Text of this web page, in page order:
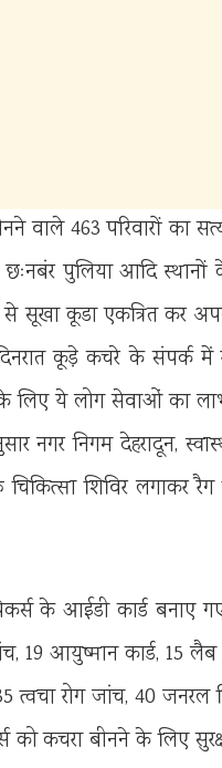
वाले 463 परिवारों का
छःनबंर पुलिया आदि
से सूखा कूडा एकत्रित कर
कूड़े कचरे के संपर्क में
लिए ये लोग सेवाओं का
नगर निगम देहरादून,
शिविर लगाकर रैग
के आईडी कार्ड बनाए
19 आयुष्मान कार्ड, 15
त्वचा रोग जांच, 40
को कचरा बीनने के लिए